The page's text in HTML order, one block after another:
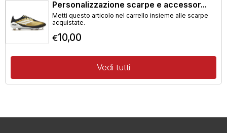
Personalizzazione scarpe e accessor...
Metti questo articolo nel carrello insieme alle scarpe
acquistate.
€10,00
Vedi tutti